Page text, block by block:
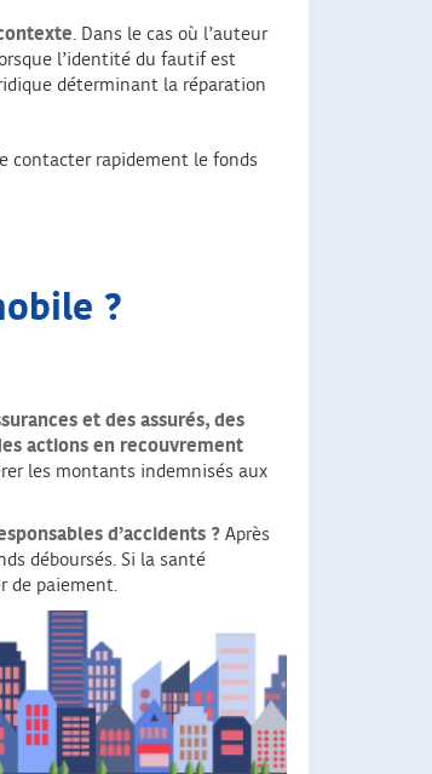
. Dans le cas où l’auteur
l’identité du fautif est
déterminant la réparation
contacter rapidement le fonds
?
et des assurés, des
actions en recouvrement
les montants indemnisés aux
d’accidents ? Après
déboursés. Si la santé
de paiement.